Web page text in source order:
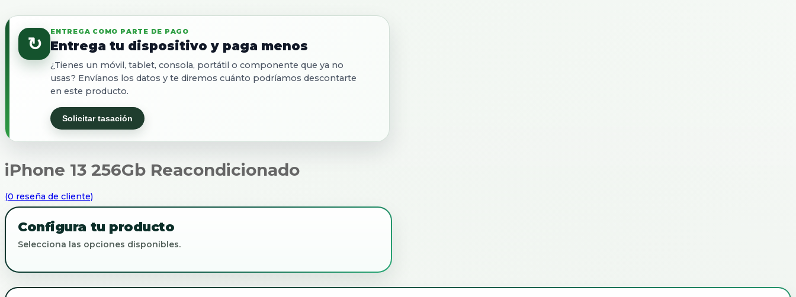
↻
ENTREGA COMO PARTE DE PAGO
Entrega tu dispositivo y paga menos
¿Tienes un móvil, tablet, consola, portátil o componente que ya no
usas? Envíanos los datos y te diremos cuánto podríamos descontarte
en este producto.
Solicitar tasación
iPhone 13 256Gb Reacondicionado
(0 reseña de cliente)
Configura tu producto
Selecciona las opciones disponibles.